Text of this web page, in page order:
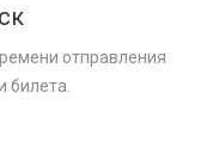
отправления
билета.